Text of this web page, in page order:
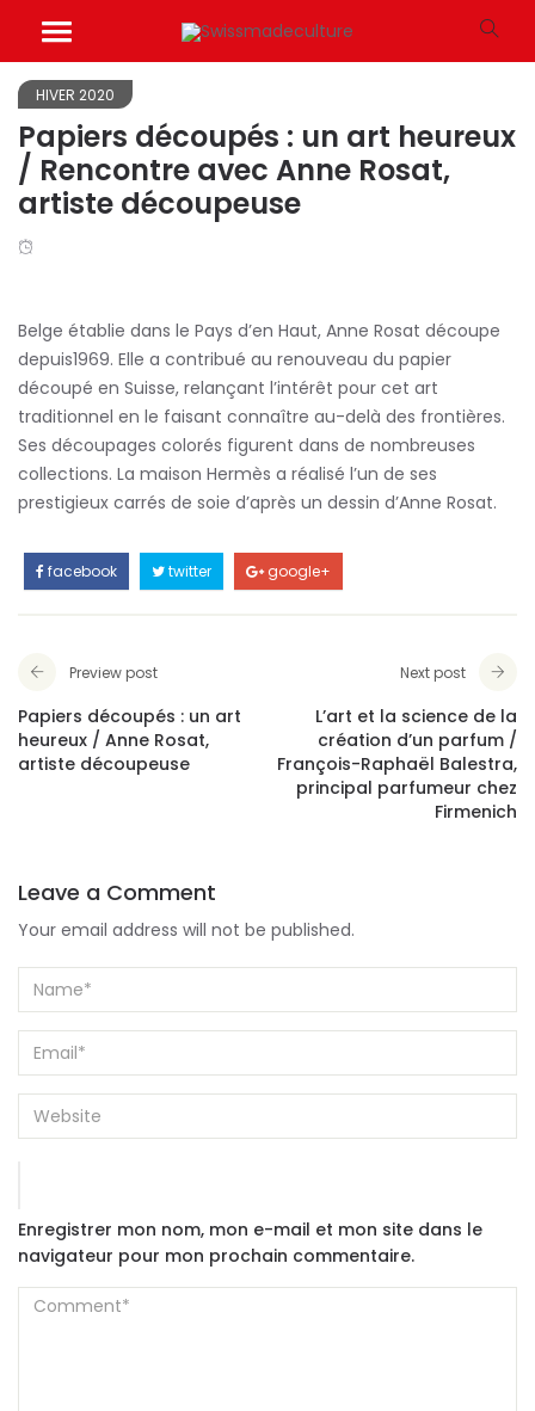
HIVER 2020
Papiers découpés : un art heureux
/ Rencontre avec Anne Rosat,
artiste découpeuse
Belge établie dans le Pays d’en Haut, Anne Rosat découpe
depuis1969. Elle a contribué au renouveau du papier
découpé en Suisse, relançant l’intérêt pour cet art
traditionnel en le faisant connaître au-delà des frontières.
Ses découpages colorés figurent dans de nombreuses
collections. La maison Hermès a réalisé l’un de ses
prestigieux carrés de soie d’après un dessin d’Anne Rosat.
facebook twitter google+
Preview post
Papiers découpés : un art
heureux / Anne Rosat,
artiste découpeuse
Next post
L’art et la science de la
création d’un parfum /
François-Raphaël Balestra,
principal parfumeur chez
Firmenich
Leave a Comment
Your email address will not be published.
Enregistrer mon nom, mon e-mail et mon site dans le
navigateur pour mon prochain commentaire.